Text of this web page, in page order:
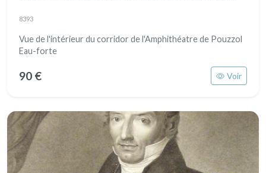
8393
Vue de l'intérieur du corridor de l'Amphithéatre de Pouzzol
Eau-forte
90 € Voir